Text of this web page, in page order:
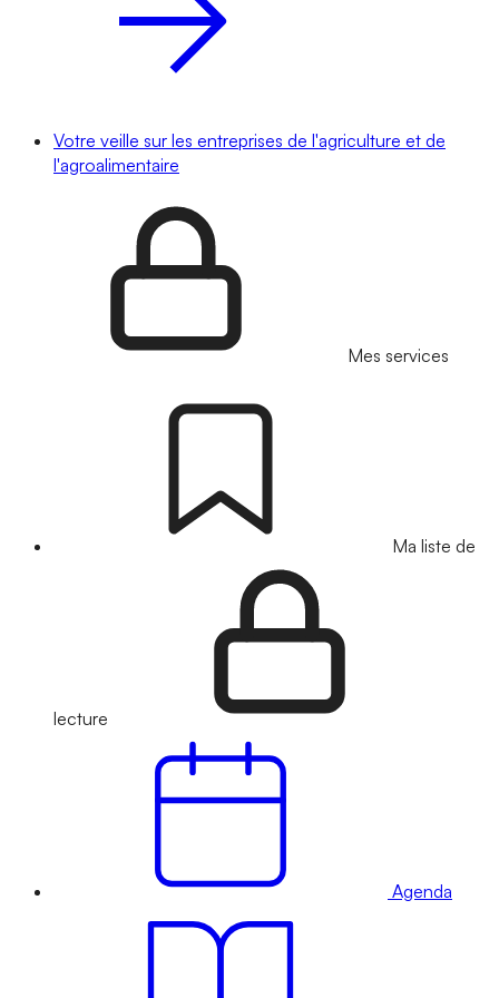
Votre veille sur les entreprises de l'agriculture et de
l'agroalimentaire
Mes services
Ma liste de
lecture
Agenda